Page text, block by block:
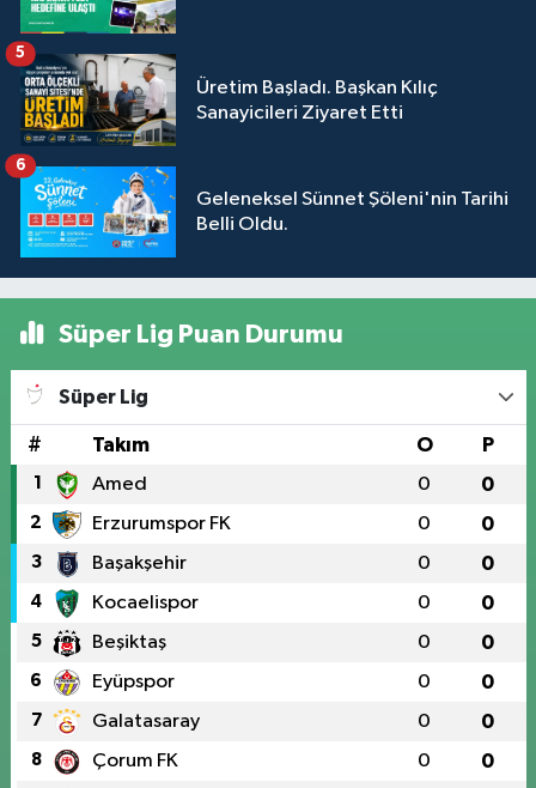
Üretim Başladı. Başkan Kılıç
Sanayicileri Ziyaret Etti
5
Geleneksel Sünnet Şöleni'nin Tarihi
Belli Oldu.
6
Süper Lig Puan Durumu
Süper Lig
# Takım O P
1 Amed 0 0
2 Erzurumspor FK 0 0
3 Başakşehir 0 0
4 Kocaelispor 0 0
5 Beşiktaş 0 0
6 Eyüpspor 0 0
7 Galatasaray 0 0
8 Çorum FK 0 0